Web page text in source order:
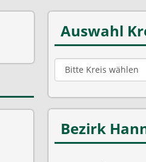
Auswahl
Bezirk